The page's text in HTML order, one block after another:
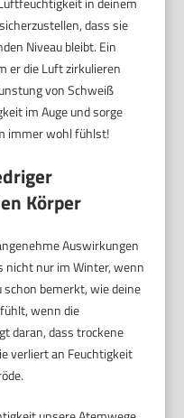
dass sie
Niveau bleibt. Ein
er die Luft zirkulieren
von Schweiß
im Auge und sorge
immer wohl fühlst!
Körper
Auswirkungen
nicht nur im Winter, wenn
schon bemerkt, wie deine
wenn die
daran, dass trockene
verliert an Feuchtigkeit